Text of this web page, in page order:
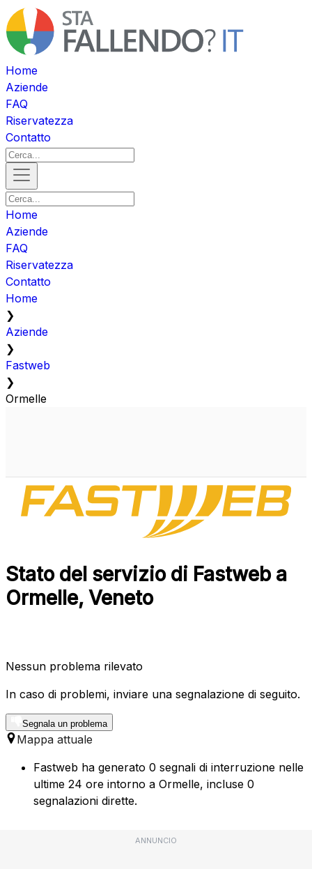
Home
Aziende
FAQ
Riservatezza
Contatto
Home
Aziende
FAQ
Riservatezza
Contatto
Home
❯
Aziende
❯
Fastweb
❯
Ormelle
Stato del servizio di Fastweb a
Ormelle, Veneto
Nessun problema rilevato
In caso di problemi, inviare una segnalazione di seguito.
Segnala un problema
Mappa attuale
Fastweb ha generato 0 segnali di interruzione nelle
ultime 24 ore intorno a Ormelle, incluse 0
segnalazioni dirette.
ANNUNCIO